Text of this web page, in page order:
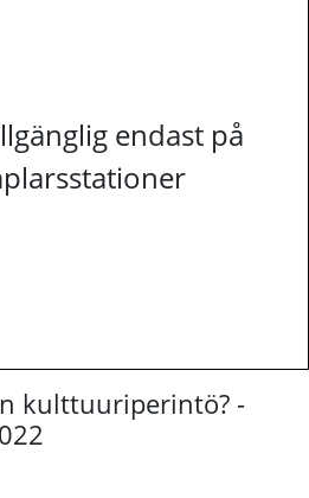
endast på
kulttuuriperintö? -